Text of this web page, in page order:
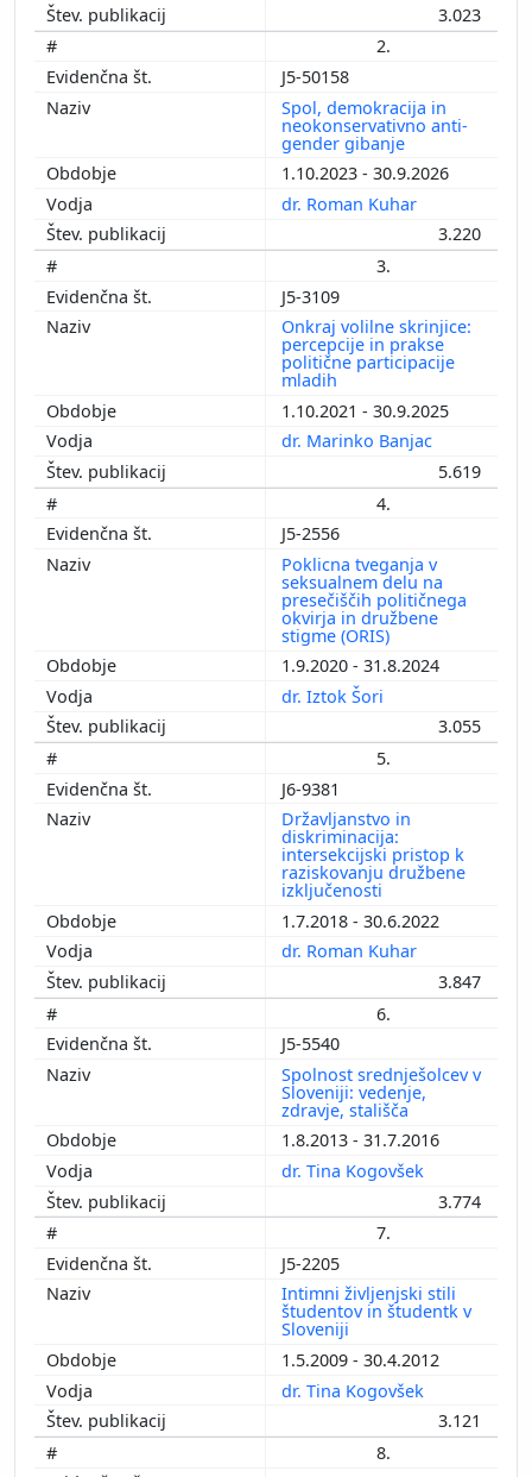
3.023
2.
J5-50158
Spol, demokracija in
neokonservativno anti-
gender gibanje
1.10.2023 - 30.9.2026
dr. Roman Kuhar
3.220
3.
J5-3109
Onkraj volilne skrinjice:
percepcije in prakse
politične participacije
mladih
1.10.2021 - 30.9.2025
dr. Marinko Banjac
5.619
4.
J5-2556
Poklicna tveganja v
seksualnem delu na
presečiščih političnega
okvirja in družbene
stigme (ORIS)
1.9.2020 - 31.8.2024
dr. Iztok Šori
3.055
5.
J6-9381
Državljanstvo in
diskriminacija:
intersekcijski pristop k
raziskovanju družbene
izključenosti
1.7.2018 - 30.6.2022
dr. Roman Kuhar
3.847
6.
J5-5540
Spolnost srednješolcev v
Sloveniji: vedenje,
zdravje, stališča
1.8.2013 - 31.7.2016
dr. Tina Kogovšek
3.774
7.
J5-2205
Intimni življenjski stili
študentov in študentk v
Sloveniji
1.5.2009 - 30.4.2012
dr. Tina Kogovšek
3.121
8.